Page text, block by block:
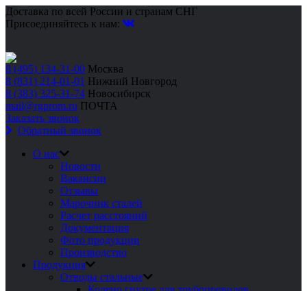
Доставка по всей России и странам СНГ
Присоединяйтесь к нам:
8 (495) 134-31-00 Москва
8 (831) 214-01-01 Нижний Новгород
8 (383) 325-31-74 Новосибирск
mail@rgprom.ru ПОЧТА
Заказать звонок
Обратный звонок
О нас
Новости
Вакансии
Отзывы
Марочник сталей
Расчет расстояний
Документация
Фото продукции
Производство
Продукция
Отводы стальные